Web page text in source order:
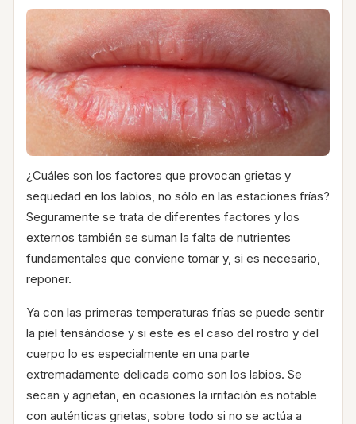
¿Cuáles son los factores que provocan grietas y
sequedad en los labios, no sólo en las estaciones frías?
Seguramente se trata de diferentes factores y los
externos también se suman la falta de nutrientes
fundamentales que conviene tomar y, si es necesario,
reponer.
Ya con las primeras temperaturas frías se puede sentir
la piel tensándose y si este es el caso del rostro y del
cuerpo lo es especialmente en una parte
extremadamente delicada como son los labios. Se
secan y agrietan, en ocasiones la irritación es notable
con auténticas grietas, sobre todo si no se actúa a